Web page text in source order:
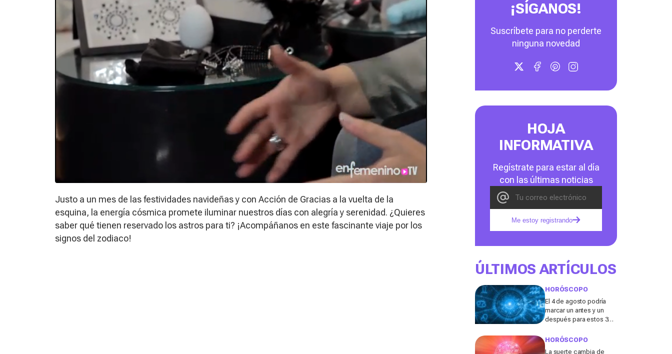
Justo a un mes de las festividades navideñas y con Acción de Gracias a la vuelta de la
esquina, la energía cósmica promete iluminar nuestros días con alegría y serenidad. ¿Quieres
saber qué tienen reservado los astros para ti? ¡Acompáñanos en este fascinante viaje por los
signos del zodiaco!
¡SÍGANOS!
Suscríbete para no perderte
ninguna novedad
HOJA
INFORMATIVA
Regístrate para estar al día
con las últimas noticias
Me estoy registrando
ÚLTIMOS ARTÍCULOS
HORÓSCOPO
El 4 de agosto podría
marcar un antes y un
después para estos 3
¿está el tuyo entre
HORÓSCOPO
La suerte cambia de